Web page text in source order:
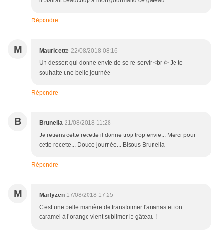
Répondre
M Mauricette 22/08/2018 08:16
Un dessert qui donne envie de se re-servir <br /> Je te
souhaite une belle journée
Répondre
B Brunella 21/08/2018 11:28
Je retiens cette recette il donne trop trop envie... Merci pour
cette recette... Douce journée... Bisous Brunella
Répondre
M Marlyzen 17/08/2018 17:25
C'est une belle manière de transformer l'ananas et ton
caramel à l’orange vient sublimer le gâteau !